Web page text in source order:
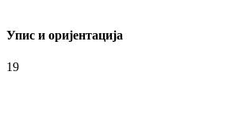
Упис и оријентација
19